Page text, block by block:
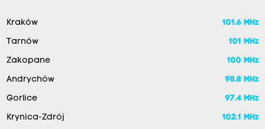
Kraków 101.6 MHz
Tarnów 101 MHz
Zakopane 100 MHz
Andrychów 98.8 MHz
Gorlice 97.4 MHz
Krynica-Zdrój 102.1 MHz